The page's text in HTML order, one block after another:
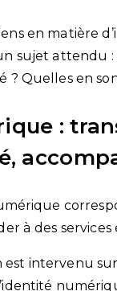
en matière
sujet attendu
? Quelles en
:
à des
intervenu